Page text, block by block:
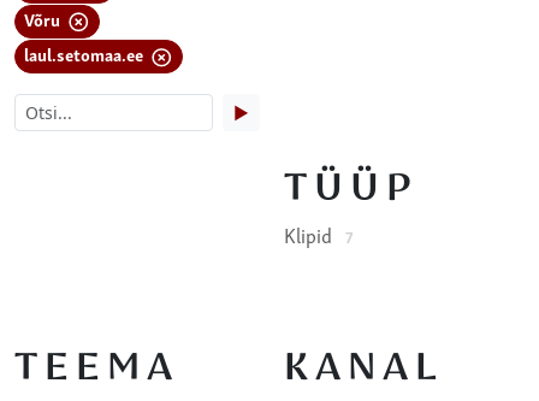
Võru
laul.setomaa.ee
▶
TÜÜP
Klipid 7
TEEMA KANAL